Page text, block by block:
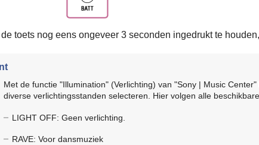
de toets nog eens ongeveer 3 seconden ingedrukt te
Met de functie "Illumination" (Verlichting) van "Sony | Music
diverse verlichtingsstanden selecteren. Hier volgen alle
LIGHT OFF: Geen verlichting.
RAVE: Voor dansmuziek